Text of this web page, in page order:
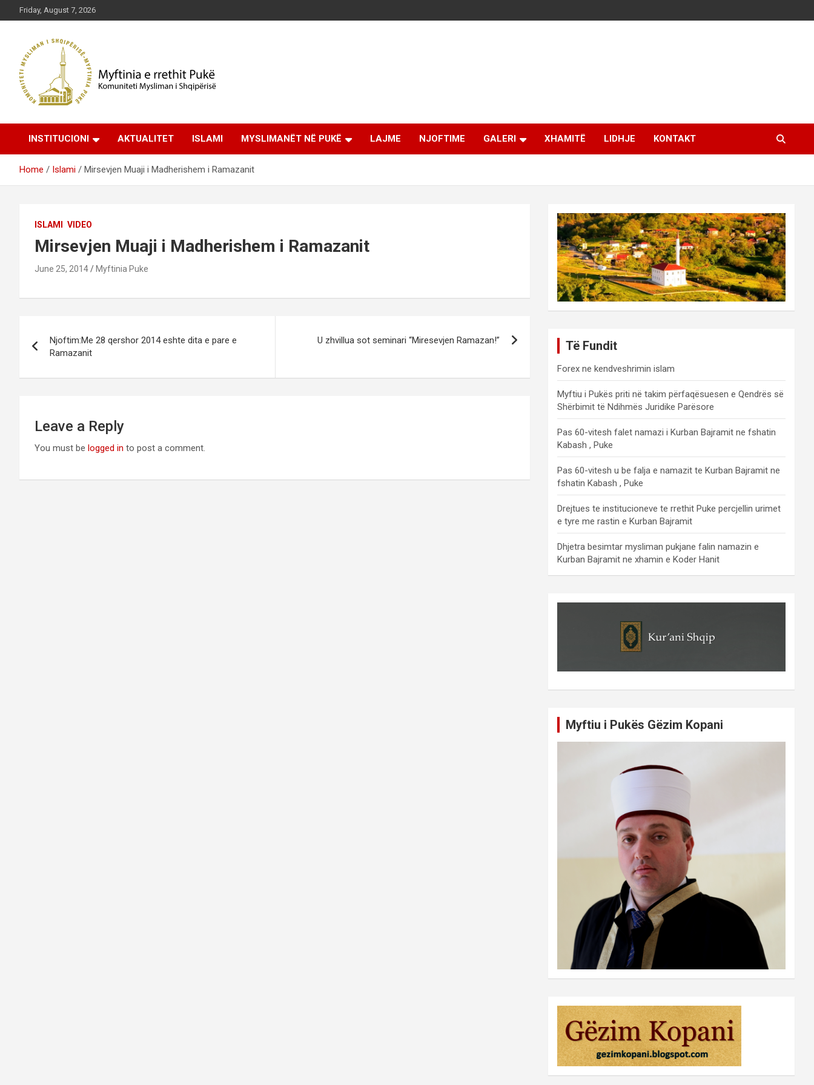
to
Friday, August 7, 2026
Myftinia Pukë | Faqja
Zyrtare
INSTITUCIONI AKTUALITET ISLAMI MYSLIMANËT NË PUKË LAJME NJOFTIME GALERI XHAMITË LIDHJE KONTAKT
Home Islami Mirsevjen Muaji i Madherishem i Ramazanit
ISLAMI VIDEO
Mirsevjen Muaji i Madherishem i Ramazanit
June 25, 2014 Myftinia Puke
navigation
Njoftim:Me 28 qershor 2014 eshte dita e pare e
Ramazanit
U zhvillua sot seminari “Miresevjen Ramazan!”
Leave a Reply
You must be logged in to post a comment.
Të Fundit
Forex ne kendveshrimin islam
Myftiu i Pukës priti në takim përfaqësuesen e Qendrës së
Shërbimit të Ndihmës Juridike Parësore
Pas 60-vitesh falet namazi i Kurban Bajramit ne fshatin
Kabash , Puke
Pas 60-vitesh u be falja e namazit te Kurban Bajramit ne
fshatin Kabash , Puke
Drejtues te institucioneve te rrethit Puke percjellin urimet
e tyre me rastin e Kurban Bajramit
Dhjetra besimtar mysliman pukjane falin namazin e
Kurban Bajramit ne xhamin e Koder Hanit
Myftiu i Pukës Gëzim Kopani